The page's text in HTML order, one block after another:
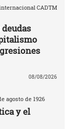
CADTM
08/08/2026
agosto de 1926
y el